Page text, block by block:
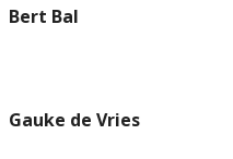
Bert Bal
Gauke de Vries